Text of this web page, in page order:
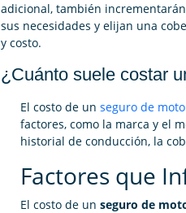
adicional, también
sus necesidades y elijan una
y costo.
¿Cuánto suele costar
El costo de un seguro de
factores, como la marca y el
historial de conducción, la
Factores que
El costo de un seguro de